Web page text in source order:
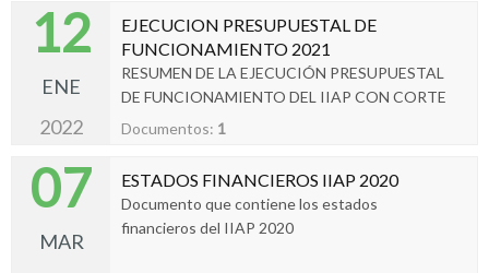
12
ENE
2022
EJECUCION PRESUPUESTAL DE
FUNCIONAMIENTO 2021
RESUMEN DE LA EJECUCIÓN PRESUPUESTAL
DE FUNCIONAMIENTO DEL IIAP CON CORTE
A 31 DE DICIEMBRE DE 2021
Documentos: 1
07
MAR
ESTADOS FINANCIEROS IIAP 2020
Documento que contiene los estados
financieros del IIAP 2020